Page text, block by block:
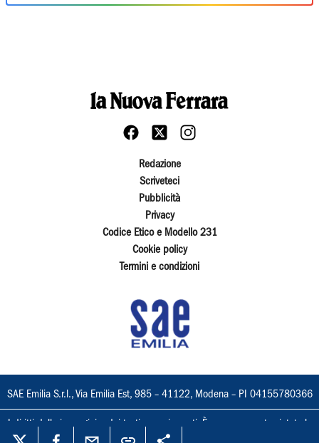
Redazione
Scriveteci
Pubblicità
Privacy
Codice Etico e Modello 231
Cookie policy
Termini e condizioni
SAE Emilia S.r.l., Via Emilia Est, 985 – 41122, Modena – PI 04155780366
I diritti delle immagini e dei testi sono riservati. È espressamente vietata la
loro riproduzione con qualsiasi mezzo e l'adattamento totale o parziale.